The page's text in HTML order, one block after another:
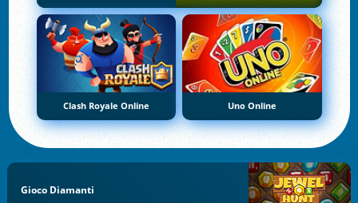
Clash Royale Online Uno Online
Gioco Diamanti